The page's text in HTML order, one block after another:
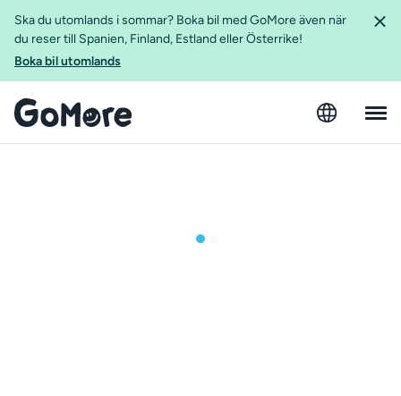
Ska du utomlands i sommar? Boka bil med GoMore även när
du reser till Spanien, Finland, Estland eller Österrike!
Boka bil utomlands